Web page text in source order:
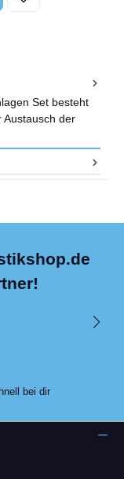
Set besteht
Austausch der
bei dir